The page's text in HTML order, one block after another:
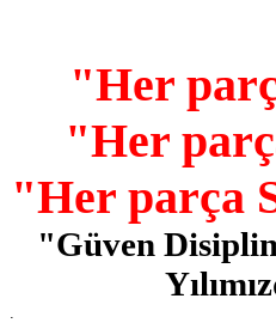
"Her
"Her
"Her parça
"Güven
.